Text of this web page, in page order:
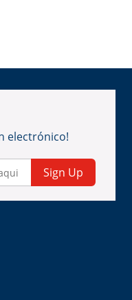
electrónico!
Sign Up